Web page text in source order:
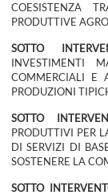
COESISTENZA
PRODUTTIVE
SOTTO
INVESTIMENTI
COMMERCIALI E
PRODUZIONI
SOTTO
PRODUTTIVI PER
DI SERVIZI DI
SOSTENERE LA
SOTTO